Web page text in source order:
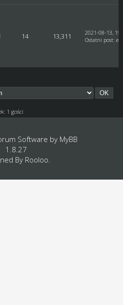
14 13,311
2021-08-13,
Ostatni post:
1 gości
Software by MyBB
1.8.27
By Rooloo